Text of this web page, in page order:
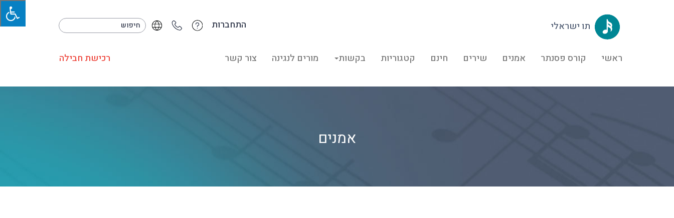
התחברות תו ישראלי
ראשי קורס פסנתר אמנים שירים חינם קטגוריות בקשות מורים לנגינה צור קשר רכישת חבילה
אמנים